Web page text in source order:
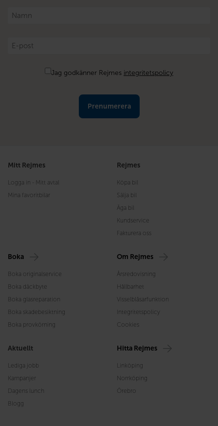
Namn
E-
post
Jag godkänner Rejmes integritetspolicy
Mitt Rejmes
Logga in - Mitt avtal
Mina favoritbilar
Rejmes
Köpa bil
Sälja bil
Äga bil
Kundservice
Fakturera oss
Boka
Boka originalservice
Boka däckbyte
Boka glasreparation
Boka skadebesiktning
Boka provkörning
Om Rejmes
Årsredovisning
Hållbarhet
Visselblåsarfunktion
Integritetspolicy
Cookies
Aktuellt
Lediga jobb
Kampanjer
Dagens lunch
Blogg
Hitta Rejmes
Linköping
Norrköping
Örebro